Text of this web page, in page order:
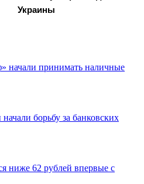
Украины
начали принимать наличные
борьбу за банковских
ниже 62 рублей впервые с